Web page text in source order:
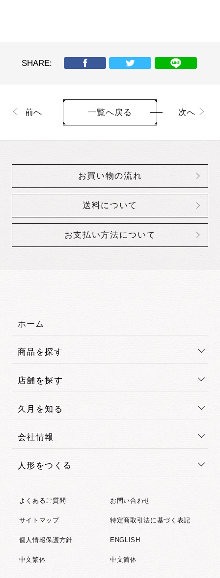
SHARE:
前へ 一覧へ戻る 次へ
お買い物の流れ
送料について
お支払い方法について
ホーム
商品を探す
店舗を探す
久月を知る
会社情報
人形をつくる
よくあるご質問 お問い合わせ
サイトマップ 特定商取引法に基づく表記
個人情報保護方針 ENGLISH
中文繁体 中文简体